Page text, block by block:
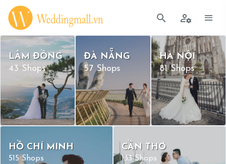
LÂM ĐỒNG
43 Shops
ĐÀ NẴNG
57 Shops
HÀ NỘI
81 Shops
HỒ CHÍ MINH
515 Shops
CẦN THƠ
133 Shops